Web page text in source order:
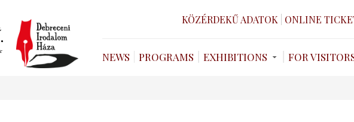
KÖZÉRDEKŰ ADATOK ONLINE
NEWS PROGRAMS EXHIBITIONS FOR